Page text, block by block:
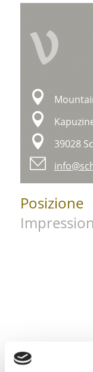
V
39028
Posizione